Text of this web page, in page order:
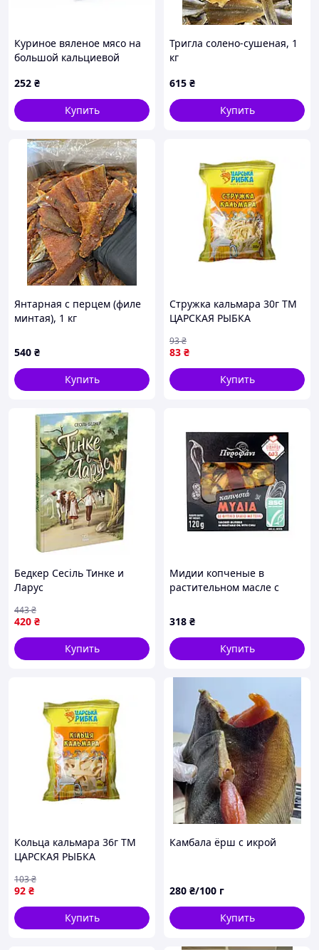
Куриное вяленое мясо на
большой кальциевой
252 ₴
Купить
Тригла солено-сушеная, 1
кг
615 ₴
Купить
Янтарная с перцем (филе
минтая), 1 кг
540 ₴
Купить
Стружка кальмара 30г ТМ
ЦАРСКАЯ РЫБКА
83 ₴
93₴
Купить
Бедкер Сесіль Тинке и
Ларус
420 ₴
443₴
Купить
Мидии копченые в
растительном масле с
120 г
318 ₴
Купить
Кольца кальмара 36г ТМ
ЦАРСКАЯ РЫБКА
92 ₴
103₴
Купить
Камбала ёрш с икрой
280 ₴/100 г
Купить